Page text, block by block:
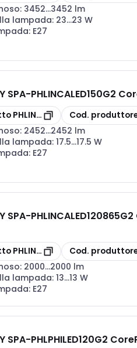
3452...3452 lm
lampada: 23...23 W
E27
SPA-PHLINCALED150G2
PHLINCALED150G2
copia
Cod.
2452...2452 lm
lampada:17.5...17.5 W
E27
SPA-
PHLINCALED120865G2
copia
Cod.
2000...2000 lm
lampada:13...13 W
E27
SPA-PHLPHILED120G2